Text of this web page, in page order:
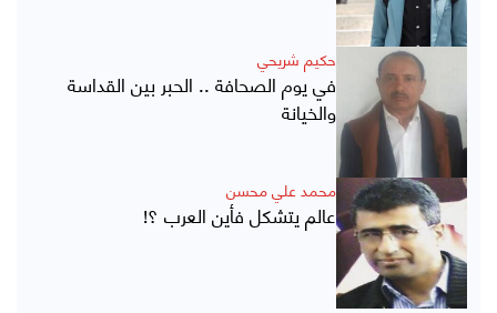
حكيم شريحي
في يوم الصحافة .. الحبر بين القداسة
والخيانة
محمد علي محسن
عالم يتشكل فأين العرب ؟!